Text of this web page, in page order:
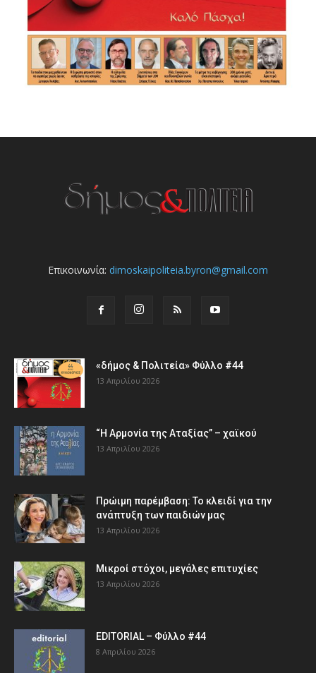
Επικοινωνία: dimoskaipoliteia.byron@gmail.com
«δήμος & Πολιτεία» Φύλλο #44
13 Απριλίου 2026
“Η Αρμονία της Αταξίας” – χαϊκού
13 Απριλίου 2026
Πρώιμη παρέμβαση: Το κλειδί για την
ανάπτυξη των παιδιών µας
13 Απριλίου 2026
Μικροί στόχοι, μεγάλες επιτυχίες
13 Απριλίου 2026
EDITORIAL – Φύλλο #44
8 Απριλίου 2026